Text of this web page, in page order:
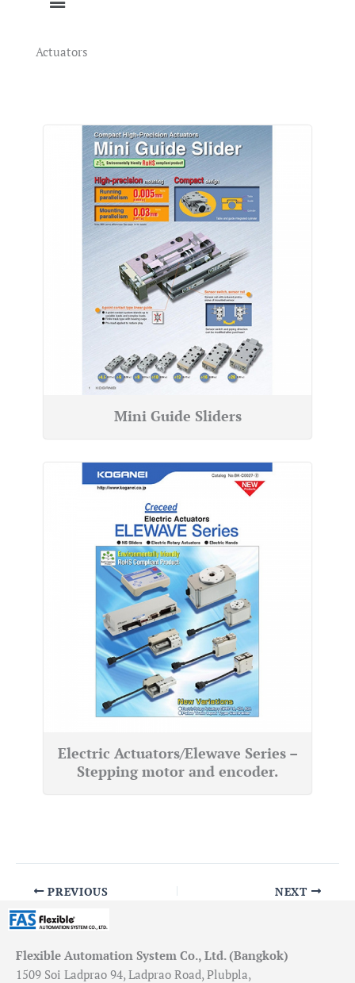
Actuators
Mini Guide Sliders
Electric Actuators/Elewave Series –
Stepping motor and encoder.
PREVIOUS NEXT
Flexible Automation System Co., Ltd. (Bangkok)
1509 Soi Ladprao 94, Ladprao Road, Plubpla,